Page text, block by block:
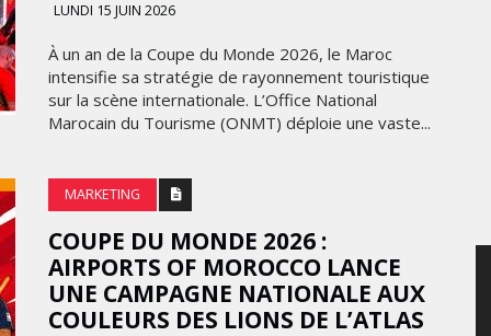
LUNDI 15 JUIN 2026
À un an de la Coupe du Monde 2026, le Maroc
intensifie sa stratégie de rayonnement touristique
sur la scène internationale. L’Office National
Marocain du Tourisme (ONMT) déploie une vaste...
MARKETING
COUPE DU MONDE 2026 :
AIRPORTS OF MOROCCO LANCE
UNE CAMPAGNE NATIONALE AUX
COULEURS DES LIONS DE L’ATLAS
:
SUR UNE CAMPAGNE
NATIONALE POUR
RÉINVENTER L’EXPÉRIENCE DU
MARIAGE